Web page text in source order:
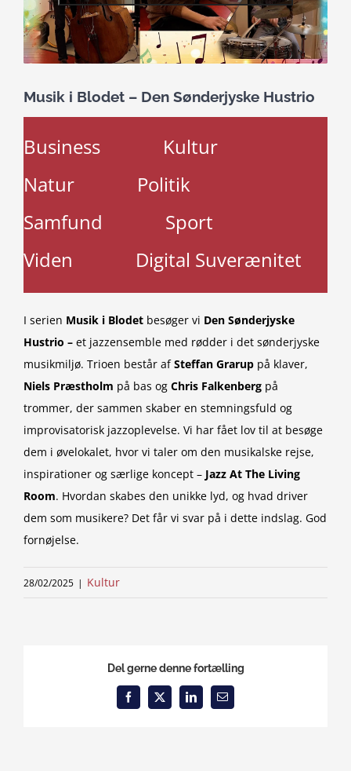
Musik i Blodet – Den Sønderjyske Hustrio
Business
Kultur
Natur
Politik
Samfund
Sport
Viden
Digital Suverænitet
I serien Musik i Blodet besøger vi Den Sønderjyske
Hustrio – et jazzensemble med rødder i det sønderjyske
musikmiljø. Trioen består afSteffan Grarup på klaver,
Niels Præstholm på bas og Chris Falkenberg på
trommer, der sammen skaber en stemningsfuld og
improvisatorisk jazzoplevelse. Vi har fået lov til at besøge
dem i øvelokalet, hvor vi taler om den musikalske rejse,
inspirationer og særlige koncept – Jazz At The Living
Room. Hvordan skabes den unikke lyd, og hvad driver
dem som musikere? Det får vi svar på i dette indslag. God
fornøjelse.
28/02/2025 | Kultur
Del gerne denne fortælling
Facebook
X LinkedInEmail